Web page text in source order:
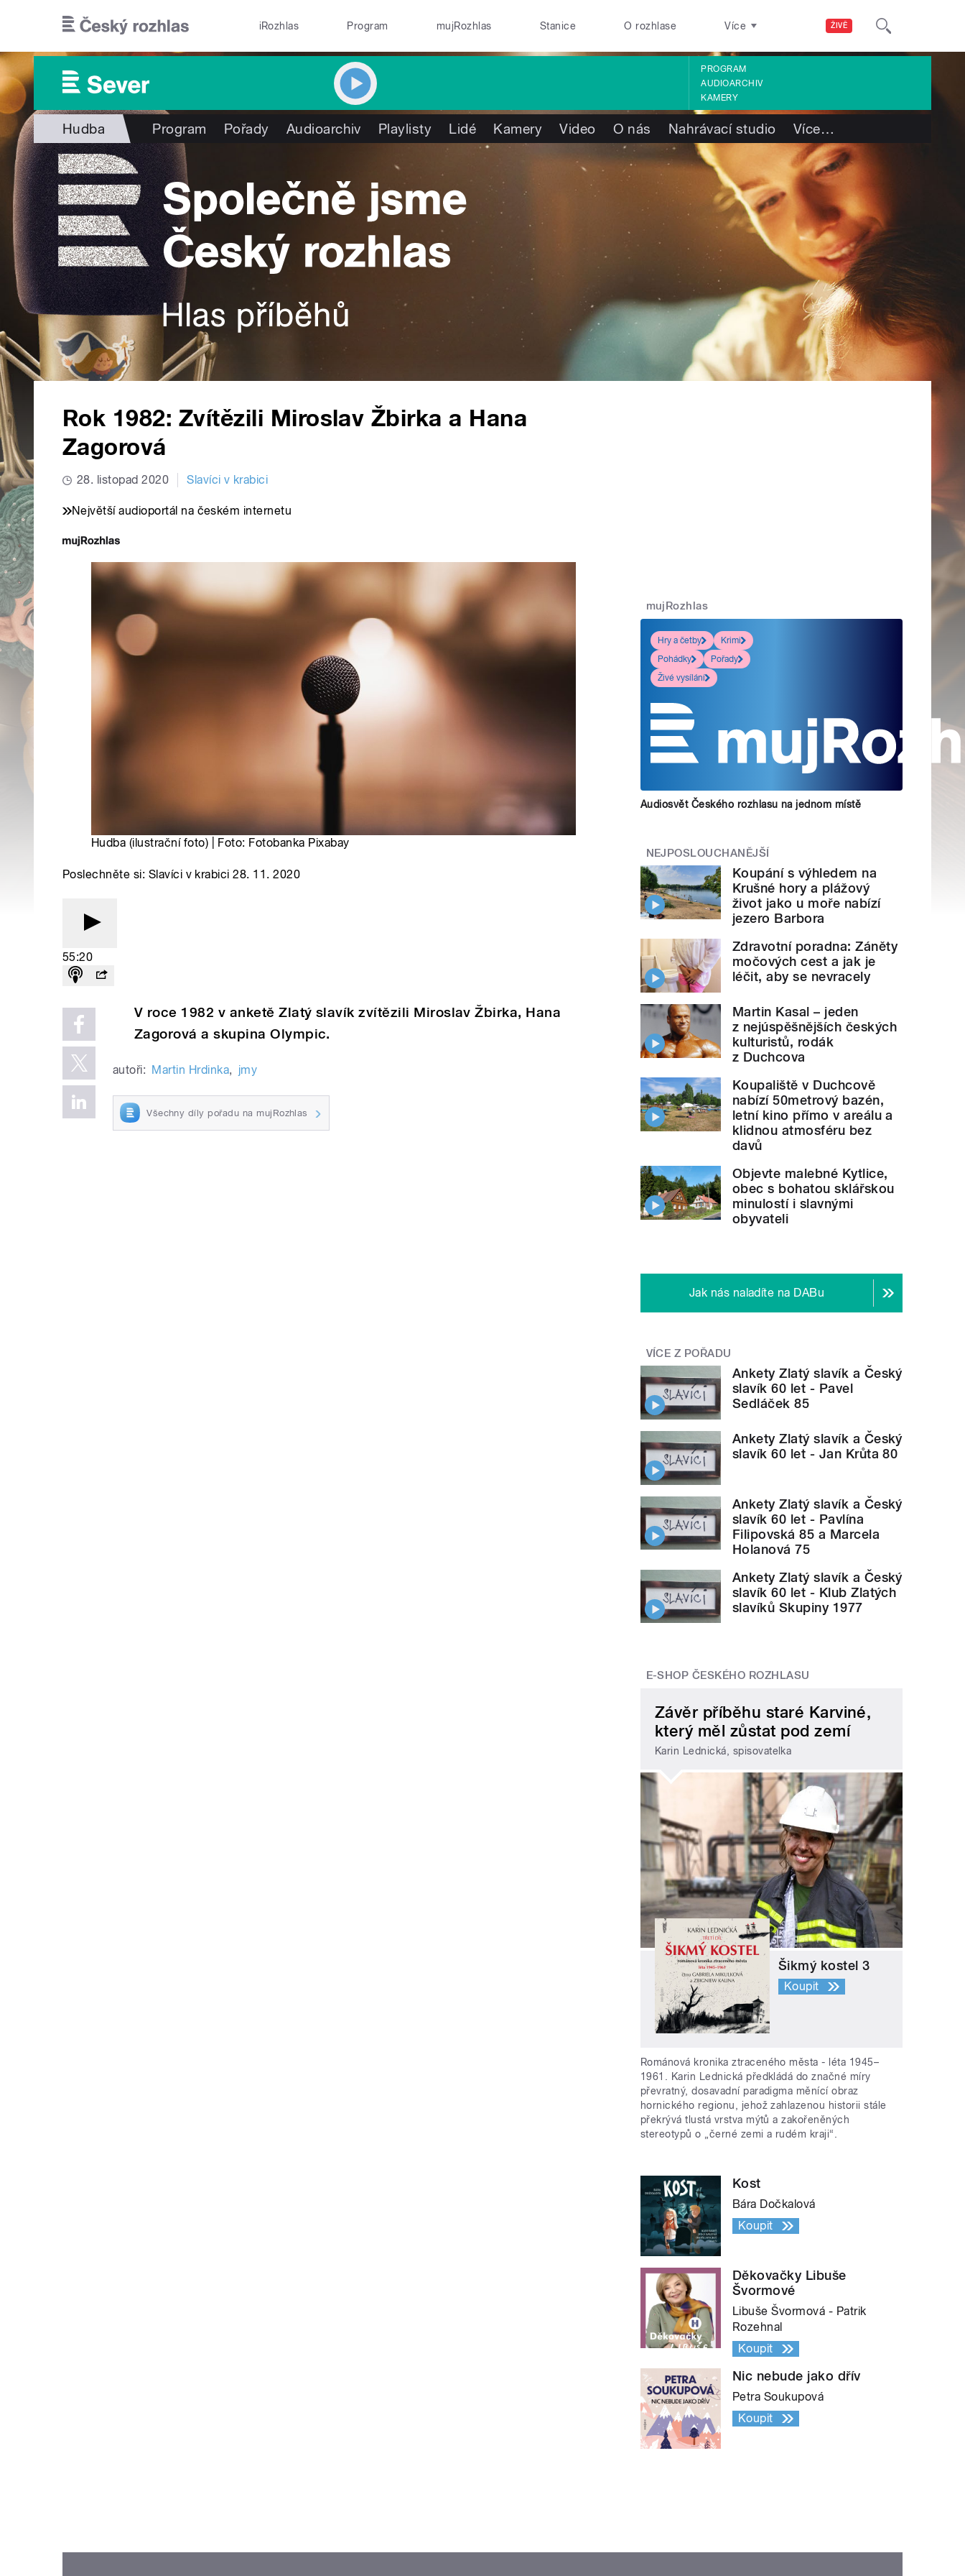
ŽIVĚ
iRozhlas Program mujRozhlas Stanice O rozhlase Více
PROGRAM
AUDIOARCHIV
KAMERY
Hudba Program Pořady Audioarchiv Playlisty Lidé Kamery Video O nás Nahrávací studio Více…
Rok 1982: Zvítězili Miroslav Žbirka a Hana
Zagorová
28. listopad 2020 Slavíci v krabici
Největší audioportál na českém internetu
Hudba (ilustrační foto) | Foto: Fotobanka Pixabay
Poslechněte si: Slavíci v krabici 28. 11. 2020
55:20
V roce 1982 v anketě Zlatý slavík zvítězili Miroslav Žbirka, Hana
Zagorová a skupina Olympic.
autoři: Martin Hrdinka, jmy
Všechny díly pořadu na mujRozhlas
mujRozhlas
Hry a četby
Krimi
Pohádky
Pořady
Živé vysílání
Audiosvět Českého rozhlasu na jednom místě
NEJPOSLOUCHANĚJŠÍ
Koupání s výhledem na
Krušné hory a plážový
život jako u moře nabízí
jezero Barbora
Zdravotní poradna: Záněty
močových cest a jak je
léčit, aby se nevracely
Martin Kasal – jeden
z nejúspěšnějších českých
kulturistů, rodák
z Duchcova
Koupaliště v Duchcově
nabízí 50metrový bazén,
letní kino přímo v areálu a
klidnou atmosféru bez
davů
Objevte malebné Kytlice,
obec s bohatou sklářskou
minulostí i slavnými
obyvateli
Jak nás naladíte na DABu
VÍCE Z POŘADU
Ankety Zlatý slavík a Český
slavík 60 let - Pavel
Sedláček 85
Ankety Zlatý slavík a Český
slavík 60 let - Jan Krůta 80
Ankety Zlatý slavík a Český
slavík 60 let - Pavlína
Filipovská 85 a Marcela
Holanová 75
Ankety Zlatý slavík a Český
slavík 60 let - Klub Zlatých
slavíků Skupiny 1977
E-SHOP ČESKÉHO ROZHLASU
Závěr příběhu staré Karviné,
který měl zůstat pod zemí
Karin Lednická, spisovatelka
Šikmý kostel 3
Koupit
Románová kronika ztraceného města - léta 1945–
1961. Karin Lednická předkládá do značné míry
převratný, dosavadní paradigma měnící obraz
hornického regionu, jehož zahlazenou historii stále
překrývá tlustá vrstva mýtů a zakořeněných
stereotypů o „černé zemi a rudém kraji“.
Kost
Bára Dočkalová
Koupit
Děkovačky Libuše
Švormové
Libuše Švormová - Patrik
Rozehnal
Koupit
Nic nebude jako dřív
Petra Soukupová
Koupit